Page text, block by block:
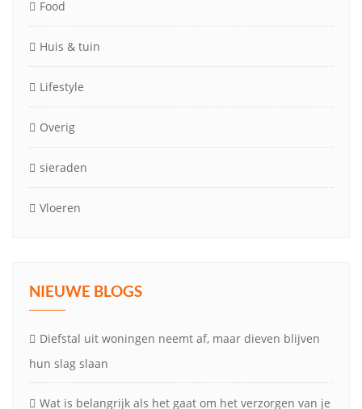
Food
Huis & tuin
Lifestyle
Overig
sieraden
Vloeren
NIEUWE BLOGS
Diefstal uit woningen neemt af, maar dieven blijven
hun slag slaan
Wat is belangrijk als het gaat om het verzorgen van je